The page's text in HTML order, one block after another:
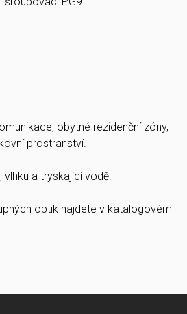
obytné rezidenční zóny,
prostranství.
a tryskající vodě.
optik najdete v katalogovém